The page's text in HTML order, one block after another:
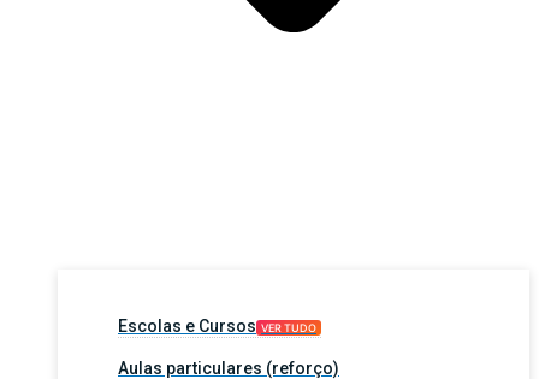
Escolas e Cursos VER TUDO
Aulas particulares (reforço)